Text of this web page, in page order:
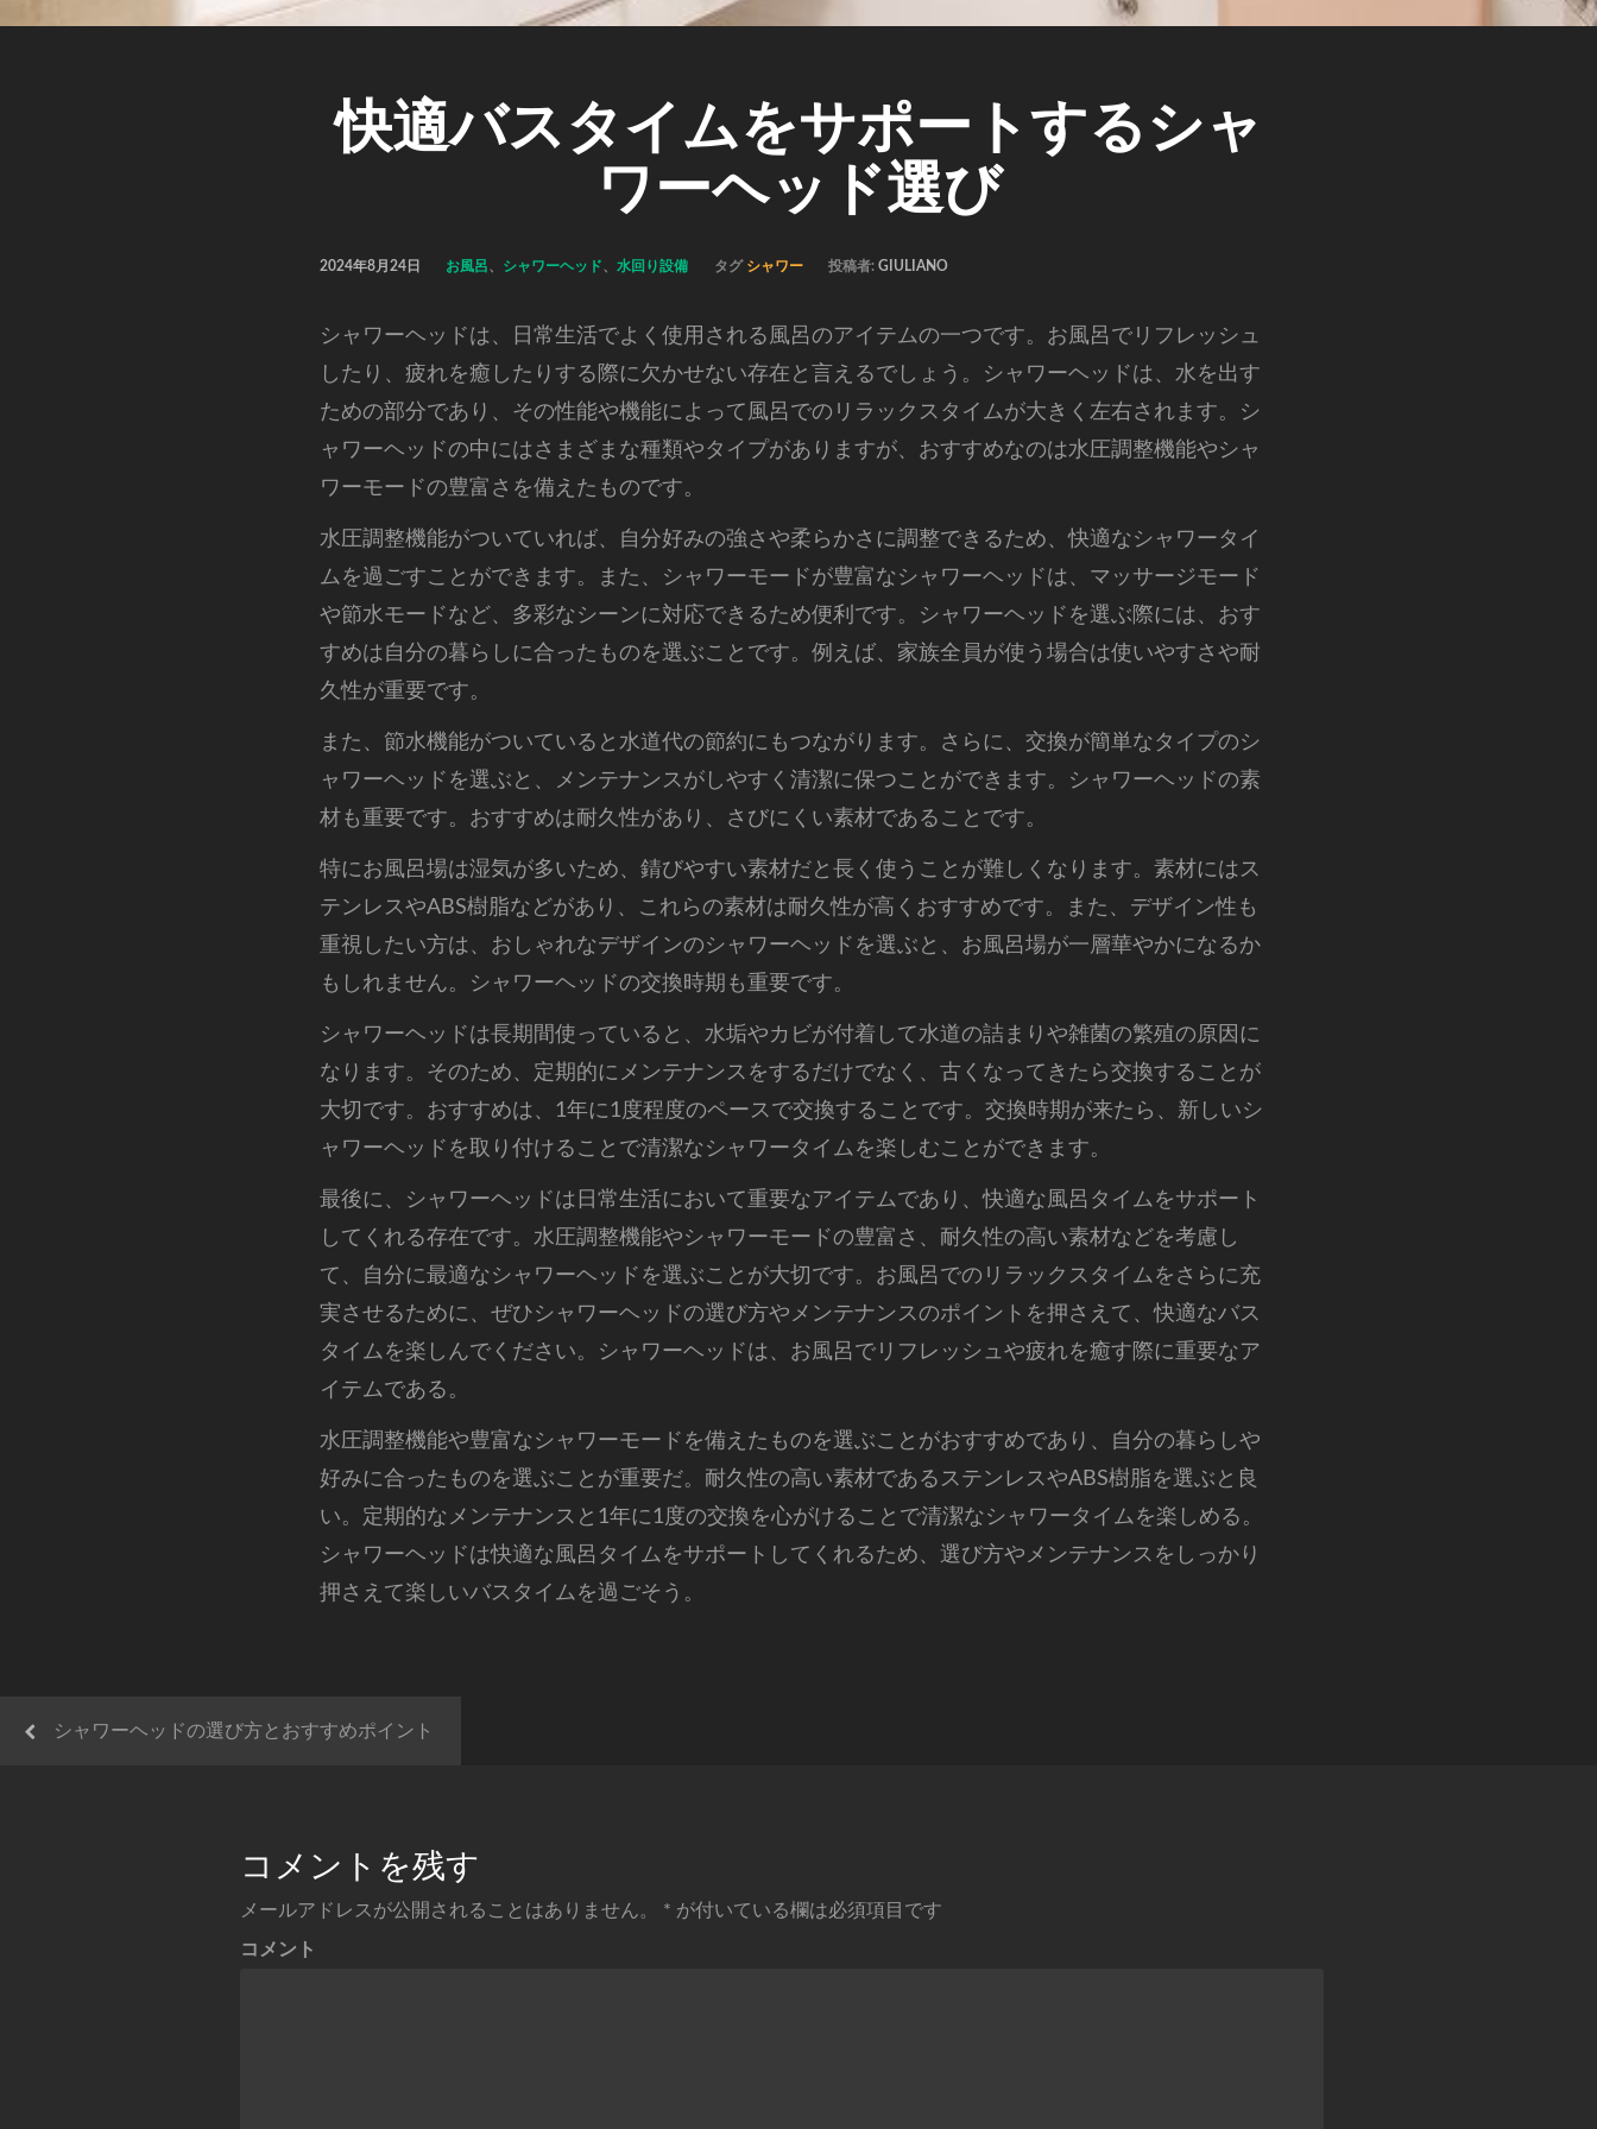
快適バスタイムをサポートするシャ
ワーヘッド選び
2024年8月24日 お風呂、 シャワーヘッド、水回り設備 タグ シャワー 投稿者:GIULIANO
シャワーヘッドは、日常生活でよく使用される風呂のアイテムの一つです。 お風呂でリフレッシュ
したり、疲れを癒したりする際に欠かせない存在と言えるでしょう。シャワーヘッドは、水を出す
ための部分であり、その性能や機能によって風呂でのリラックスタイムが大きく左右されます。シ
ャワーヘッドの中にはさまざまな種類やタイプがありますが、おすすめなのは水圧調整機能やシャ
ワーモードの豊富さを備えたものです。
水圧調整機能がついていれば、自分好みの強さや柔らかさに調整できるため、快適なシャワータイ
ムを過ごすことができます。また、シャワーモードが豊富なシャワーヘッドは、マッサージモード
や節水モードなど、多彩なシーンに対応できるため便利です。シャワーヘッドを選ぶ際には、おす
すめは自分の暮らしに合ったものを選ぶことです。例えば、家族全員が使う場合は使いやすさや耐
久性が重要です。
また、節水機能がついていると水道代の節約にもつながります。さらに、交換が簡単なタイプのシ
ャワーヘッドを選ぶと、メンテナンスがしやすく清潔に保つことができます。シャワーヘッドの素
材も重要です。おすすめは耐久性があり、さびにくい素材であることです。
特にお風呂場は湿気が多いため、錆びやすい素材だと長く使うことが難しくなります。素材にはス
テンレスやABS樹脂などがあり、これらの素材は耐久性が高くおすすめです。また、デザイン性も
重視したい方は、おしゃれなデザインのシャワーヘッドを選ぶと、お風呂場が一層華やかになるか
もしれません。シャワーヘッドの交換時期も重要です。
シャワーヘッドは長期間使っていると、水垢やカビが付着して水道の詰まりや雑菌の繁殖の原因に
なります。そのため、定期的にメンテナンスをするだけでなく、古くなってきたら交換することが
大切です。おすすめは、1年に1度程度のペースで交換することです。交換時期が来たら、新しいシ
ャワーヘッドを取り付けることで清潔なシャワータイムを楽しむことができます。
最後に、シャワーヘッドは日常生活において重要なアイテムであり、快適な風呂タイムをサポート
してくれる存在です。水圧調整機能やシャワーモードの豊富さ、耐久性の高い素材などを考慮し
て、自分に最適なシャワーヘッドを選ぶことが大切です。お風呂でのリラックスタイムをさらに充
実させるために、ぜひシャワーヘッドの選び方やメンテナンスのポイントを押さえて、快適なバス
タイムを楽しんでください。シャワーヘッドは、お風呂でリフレッシュや疲れを癒す際に重要なア
イテムである。
水圧調整機能や豊富なシャワーモードを備えたものを選ぶことがおすすめであり、自分の暮らしや
好みに合ったものを選ぶことが重要だ。耐久性の高い素材であるステンレスやABS樹脂を選ぶと良
い。定期的なメンテナンスと1年に1度の交換を心がけることで清潔なシャワータイムを楽しめる。
シャワーヘッドは快適な風呂タイムをサポートしてくれるため、選び方やメンテナンスをしっかり
押さえて楽しいバスタイムを過ごそう。
シャワーヘッドの選び方とおすすめポイント
コメントを残す
メールアドレスが公開されることはありません。 * が付いている欄は必須項目です
コメント